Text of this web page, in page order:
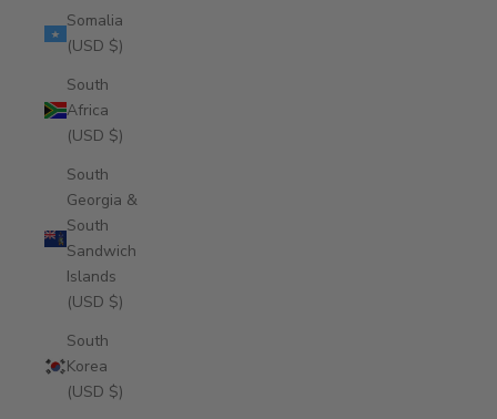
Somalia
(USD $)
South
Africa
(USD $)
South
Georgia &
South
Sandwich
Islands
(USD $)
South
Korea
(USD $)